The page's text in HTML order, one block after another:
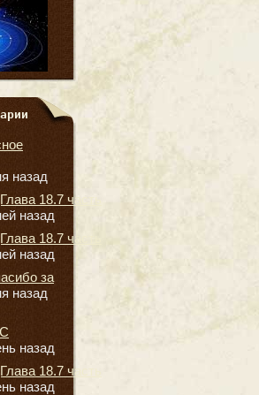
назад
18.7 часть
назад
18.7 часть
назад
за
назад
назад
18.7 часть
назад